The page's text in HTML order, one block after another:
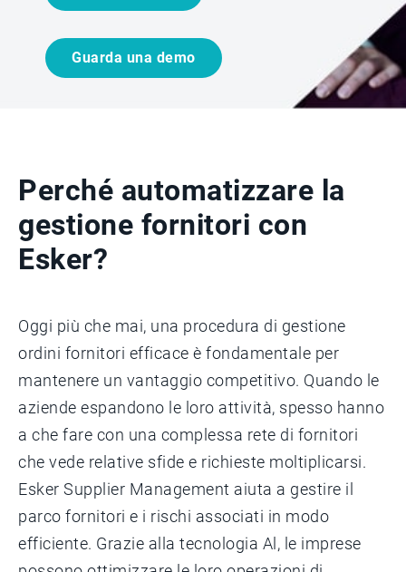
Guarda una demo
Perché automatizzare la
gestione fornitori con
Esker?
Oggi più che mai, una procedura di gestione
ordini fornitori efficace è fondamentale per
mantenere un vantaggio competitivo. Quando le
aziende espandono le loro attività, spesso hanno
a che fare con una complessa rete di fornitori
che vede relative sfide e richieste moltiplicarsi.
Esker Supplier Management aiuta a gestire il
parco fornitori e i rischi associati in modo
efficiente. Grazie alla tecnologia Al, le imprese